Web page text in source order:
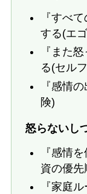
『すべ
する(エ
『また
る(セル
『感情
険)
怒らないし
『感情
資の優先
『家庭